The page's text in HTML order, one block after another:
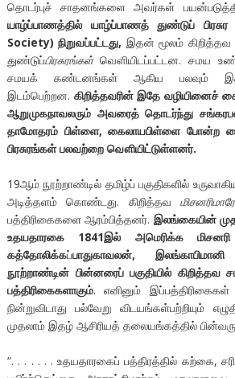
தொடர்புச் சாதனங்களை அவர்கள்
யாழ்ப்பாணத்தில் யாழ்ப்பாணத் துண்டுப்
Society) நிறுவப்பட்டது, இதன் மூலம்
துண்டுப்பிரசுரங்கள்வௌியிடப்பட்டன. சமய
சமயக் கண்டனங்கள் ஆகிய பலவும்
இடம்பெற்றன. கிறித்தவரின் இதே
ஆறுமுகநாவலரும் அவரைத் தொடர்ந்து
தாமோதரம் பிள்ளை, கைலாயபிள்ளை போன்ற
பிரசுரங்கள் பலவற்றை வௌியிட்டுள்ளனர்.
19ஆம் நூற்றாண்டில் தமிழ்ப் பகுதிகளில்
அடித்தளம் கொண்டது. கிறித்தவமிசனரிமாரே
பத்திரிகைகளை ஆரம்பித்தனர். இலங்கையின்
உதயதாரகை 1841இல் அமெரிக்க
கத்தோலிக்கப்பாதுகாவலன்,
நூற்றாண்டின் பின்னரைப் பகுதியில்
பத்திரிகைகளாகும். எனினும்
நின்றுவிடாது பல்வேறு விடயங்கள்பற்றியும்
முதலாம் இதழ் ஆசிரியத் தலையங்கத்தில்
“. . . . . . . உதயதாரகைப் பத்திரத்தில் கற்கை,